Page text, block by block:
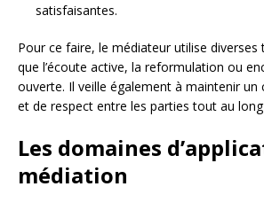
satisfaisantes.
Pour ce faire, le médiateur utilise diverses
que l’écoute active, la reformulation ou
ouverte. Il veille également à maintenir un
et de respect entre les parties tout au
Les domaines
médiation